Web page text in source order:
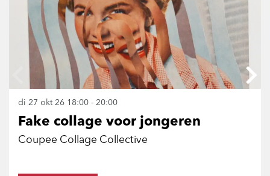
Fake collage voor jongeren
Coupee Collage Collective
di 27 okt 26 18:00 - 20:00